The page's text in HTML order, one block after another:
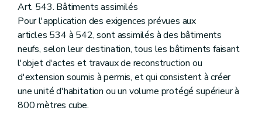
Art. 543. Bâtiments assimilés
Pour l'application des exigences prévues aux
articles 534 à 542, sont assimilés à des bâtiments
neufs, selon leur destination, tous les bâtiments faisant
l'objet d'actes et travaux de reconstruction ou
d'extension soumis à permis, et qui consistent à créer
une unité d'habitation ou un volume protégé supérieur à
800 mètres cube.